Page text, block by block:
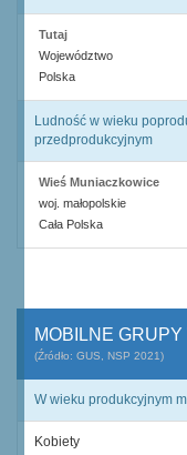
Tutaj
Województwo
Polska
Ludność w wieku
przedprodukcyjnym
Wieś Muniaczkowice
woj. małopolskie
Cała Polska
MOBILNE GRUPY
(Źródło: GUS, NSP 2021)
W wieku produkcyjnym
Kobiety